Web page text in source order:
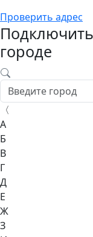
Проверить адрес
городе
〈
А
Б
В
Г
Д
Е
Ж
З